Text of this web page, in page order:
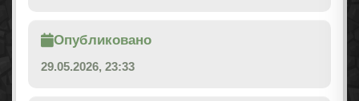
Опубликовано
29.05.2026, 23:33